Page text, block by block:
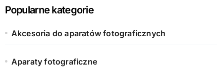
Popularne kategorie
Akcesoria do aparatów fotograficznych
Aparaty fotograficzne